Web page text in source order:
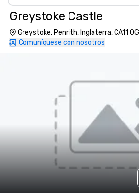
Greystoke Castle
Greystoke, Penrith, Inglaterra, CA11 0G
Comuníquese con nosotros